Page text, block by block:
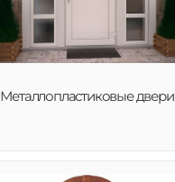
Металлопластиковые двери